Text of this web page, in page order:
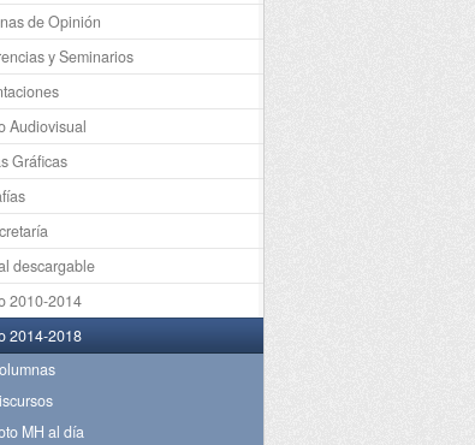
de Opinión
y Seminarios
Audiovisual
Gráficas
descargable
2010-2014
2014-2018
MH al día